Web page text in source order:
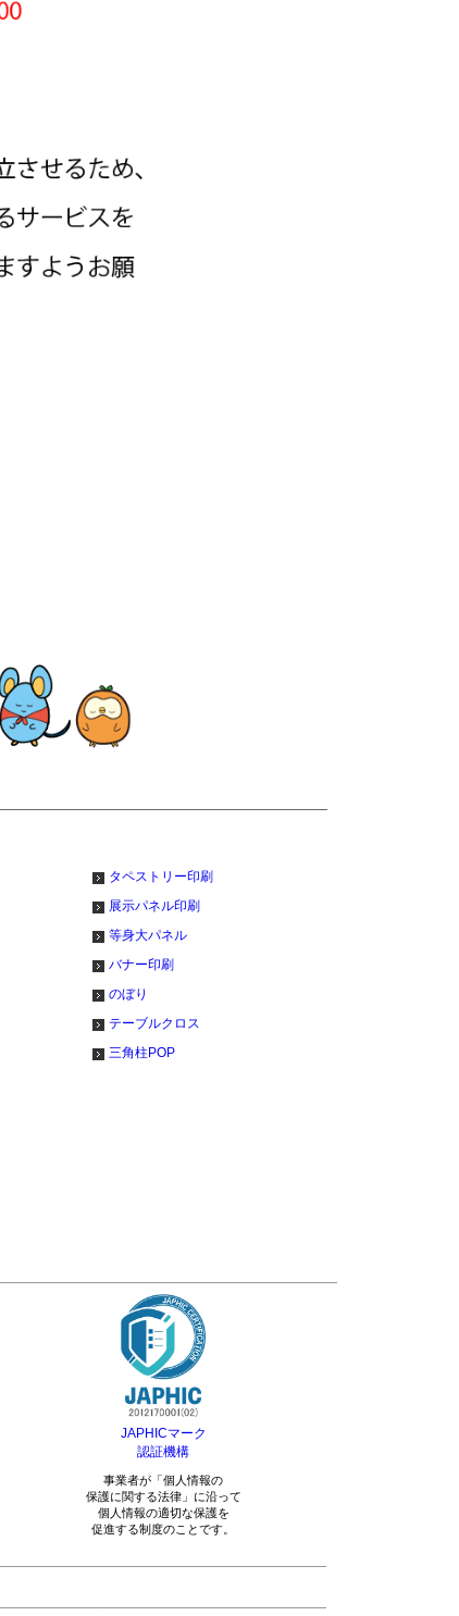
タペストリー印刷
展示パネル印刷
等身大パネル
バナー印刷
のぼり
テーブルクロス
三角柱POP
JAPHICマーク
認証機構
事業者が「個人情報の
保護に関する法律」に沿って
個人情報の適切な保護を
促進する制度のことです。